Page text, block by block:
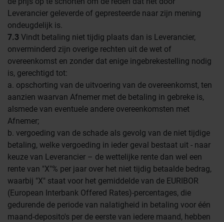
Leverancier geleverde of gepresteerde naar zijn mening
ondeugdelijk is.
7.3 Vindt betaling niet tijdig plaats dan is Leverancier,
onverminderd zijn overige rechten uit de wet of
overeenkomst en zonder dat enige ingebrekestelling nodig
is, gerechtigd tot:
a. opschorting van de uitvoering van de overeenkomst, ten
aanzien waarvan Afnemer met de betaling in gebreke is,
alsmede van eventuele andere overeenkomsten met
Afnemer;
b. vergoeding van de schade als gevolg van de niet tijdige
betaling, welke vergoeding in ieder geval bestaat uit - naar
keuze van Leverancier – de wettelijke rente dan wel een
rente van "X"% per jaar over het niet tijdig betaalde bedrag,
waarbij "X" staat voor het gemiddelde van de EURIBOR
(European Interbank Offered Rates)-percentages, die
gedurende de periode van nalatigheid in betaling voor één
maand-deposito's per de eerste van iedere maand, hebben